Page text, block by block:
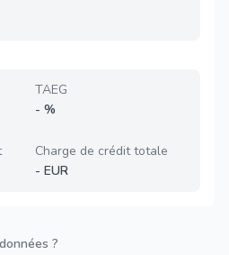
TAEG
- %
Charge de crédit totale
- EUR
?